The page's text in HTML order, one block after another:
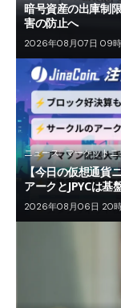
暗号資産の出庫制
害の防止へ
2026年08月07日 09
ニュース マーケットニ
【今日の仮想通貨
アークとJPYCは基
2026年08月06日 20